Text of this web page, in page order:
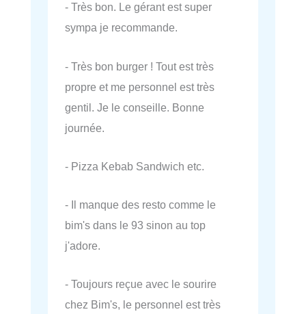
- Très bon. Le gérant est super
sympa je recommande.
- Très bon burger ! Tout est très
propre et me personnel est très
gentil. Je le conseille. Bonne
journée.
- Pizza Kebab Sandwich etc.
- Il manque des resto comme le
bim's dans le 93 sinon au top
j'adore.
- Toujours reçue avec le sourire
chez Bim's, le personnel est très